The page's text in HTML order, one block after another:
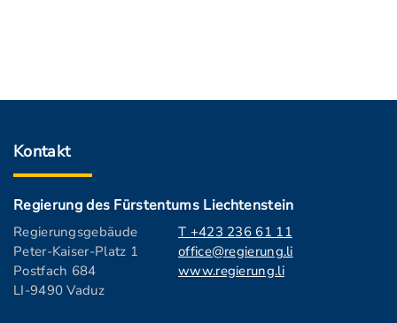
Kontakt
Regierung des Fürstentums Liechtenstein
Regierungsgebäude
Peter-Kaiser-Platz 1
Postfach 684
LI-9490 Vaduz
T +423 236 61 11
office@regierung.li
www.regierung.li